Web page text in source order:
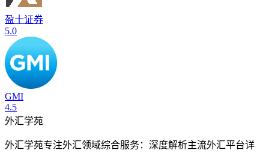
盈十证券
5.0
GMI
4.5
外汇学苑
外汇学苑专注外汇领域综合服务：深度解析主流外汇平台详